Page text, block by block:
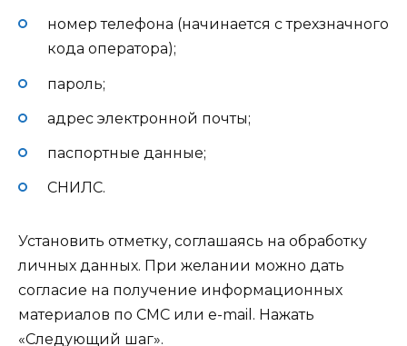
номер телефона (начинается с трехзначного
кода оператора);
пароль;
адрес электронной почты;
паспортные данные;
СНИЛС.
Установить отметку, соглашаясь на обработку
личных данных. При желании можно дать
согласие на получение информационных
материалов по СМС или e-mail. Нажать
«Следующий шаг».